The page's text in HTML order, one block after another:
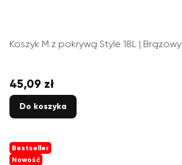
Koszyk M z pokrywą Style 18L | Brązowy
Cena
45,09 zł
Do koszyka
Bestseller
Nowość